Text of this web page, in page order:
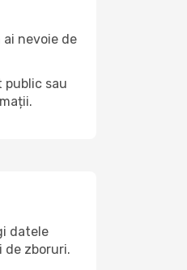
nevoie de
public sau
datele
de zboruri.